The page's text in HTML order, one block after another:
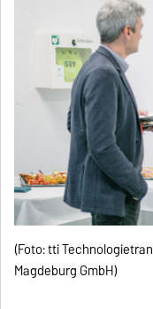
(Foto: tti
Magdeburg GmbH)